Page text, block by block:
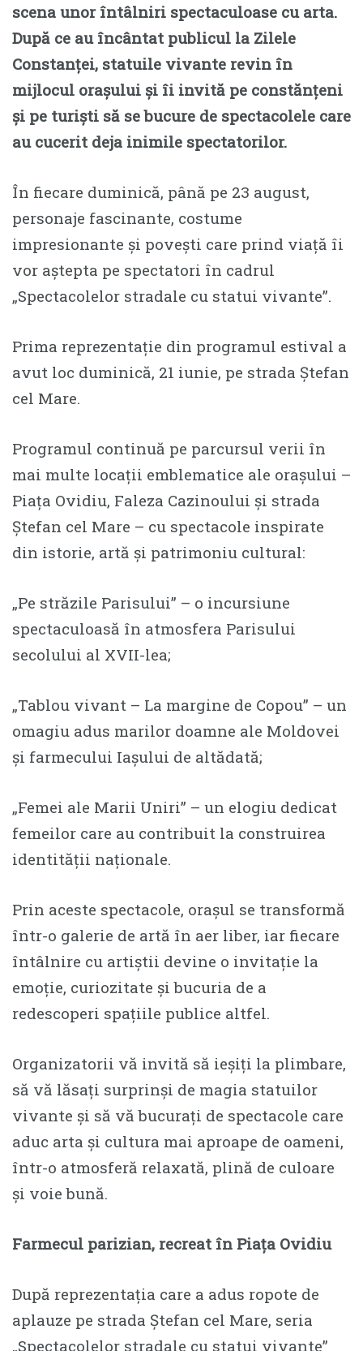
scena unor întâlniri spectaculoase cu arta.
După ce au încântat publicul la Zilele
Constanței, statuile vivante revin în
mijlocul orașului și îi invită pe constănțeni
și pe turiști să se bucure de spectacolele care
au cucerit deja inimile spectatorilor.
În fiecare duminică, până pe 23 august,
personaje fascinante, costume
impresionante și povești care prind viață îi
vor aștepta pe spectatori în cadrul
„Spectacolelor stradale cu statui vivante”.
Prima reprezentație din programul estival a
avut loc duminică, 21 iunie, pe strada Ștefan
cel Mare.
Programul continuă pe parcursul verii în
mai multe locații emblematice ale orașului –
Piața Ovidiu, Faleza Cazinoului și strada
Ștefan cel Mare – cu spectacole inspirate
din istorie, artă și patrimoniu cultural:
„Pe străzile Parisului” – o incursiune
spectaculoasă în atmosfera Parisului
secolului al XVII-lea;
„Tablou vivant – La margine de Copou” – un
omagiu adus marilor doamne ale Moldovei
și farmecului Iașului de altădată;
„Femei ale Marii Uniri” – un elogiu dedicat
femeilor care au contribuit la construirea
identității naționale.
Prin aceste spectacole, orașul se transformă
într-o galerie de artă în aer liber, iar fiecare
întâlnire cu artiștii devine o invitație la
emoție, curiozitate și bucuria de a
redescoperi spațiile publice altfel.
Organizatorii vă invită să ieșiți la plimbare,
să vă lăsați surprinși de magia statuilor
vivante și să vă bucurați de spectacole care
aduc arta și cultura mai aproape de oameni,
într-o atmosferă relaxată, plină de culoare
și voie bună.
Farmecul parizian, recreat în Piața Ovidiu
După reprezentația care a adus ropote de
aplauze pe strada Ștefan cel Mare, seria
„Spectacolelor stradale cu statui vivante”